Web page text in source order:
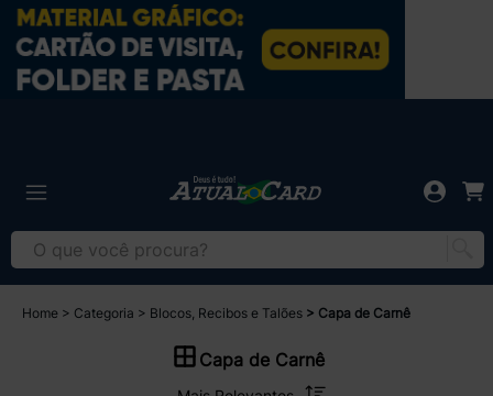
Home Categoria Blocos, Recibos e Talões Capa de Carnê
Capa de Carnê